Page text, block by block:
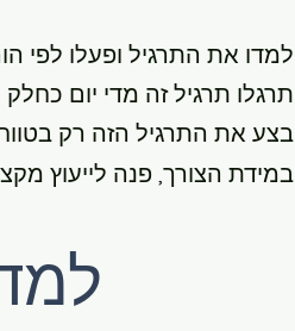
למדו את התרגיל ופעלו לפי
תרגלו תרגיל זה מדי יום
בצע את התרגיל הזה רק
במידת הצורך, פנה לייעוץ